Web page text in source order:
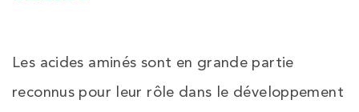
Les acides aminés sont en grande partie
reconnus pour leur rôle dans le développement